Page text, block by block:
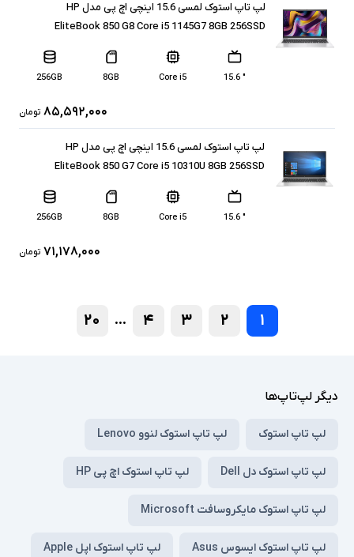
لپ تاپ استوک لمسی 15.6 اینچی اچ پی مدل HP
EliteBook 850 G8 Core i5 1145G7 8GB 256SSD
" 15.6
Core i5
8GB
256GB
۸۵,۵۹۲,۰۰۰ تومان
لپ تاپ استوک لمسی 15.6 اینچی اچ پی مدل HP
EliteBook 850 G7 Core i5 10310U 8GB 256SSD
" 15.6
Core i5
8GB
256GB
۷۱,۱۷۸,۰۰۰ تومان
۱ ۲ ۳ ۴ ... ۲۰
دیگر لپ‌تاپ‌ها
لپ تاپ استوک لپ تاپ استوک لنوو Lenovo
لپ تاپ استوک دل Dell لپ تاپ استوک اچ پی HP
لپ تاپ استوک مایکروسافت Microsoft
لپ تاپ استوک ایسوس Asus لپ تاپ استوک اپل Apple